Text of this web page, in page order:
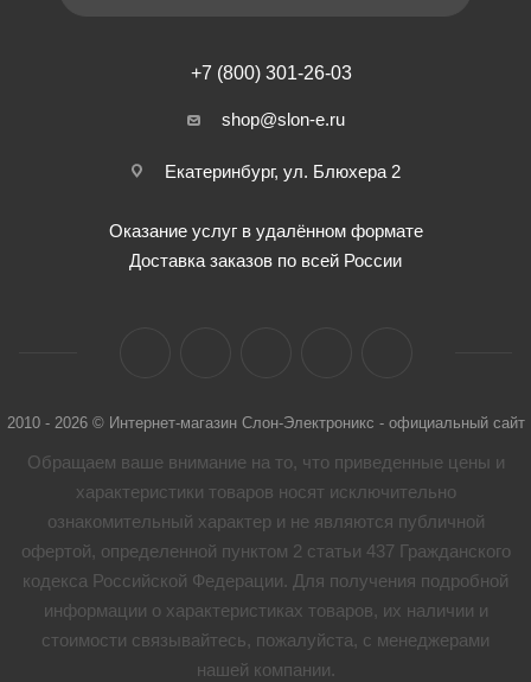
+7 (800) 301-26-03
shop@slon-e.ru
Екатеринбург, ул. Блюхера 2
Оказание услуг в удалённом формате
Доставка заказов по всей России
2010 - 2026 © Интернет-магазин Слон-Электроникс - официальный сайт
Обращаем ваше внимание на то, что приведенные цены и
характеристики товaров носят исключительно
ознакомительный характер и не являются публичной
офертой, определенной пунктом 2 статьи 437 Гражданского
кодекса Российской Федерации. Для получения подробной
информации о характеристиках товaров, их наличии и
стоимости связывайтесь, пожалуйста, с менеджерами
нашей компании.